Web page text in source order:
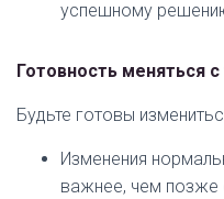
успешному
Готовность меняться
Будьте готовы
Изменения
важнее, чем позже